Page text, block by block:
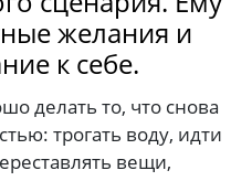
желания и
к себе.
делать то, что снова
трогать воду, идти
вещи,